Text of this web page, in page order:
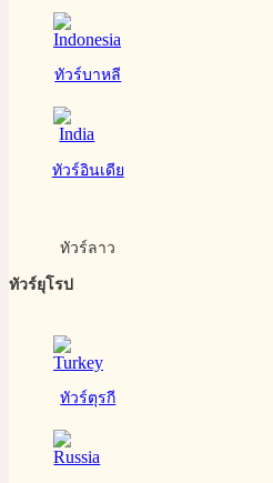
ทัวร์บาหลี
ทัวร์อินเดีย
ทัวร์ลาว
ทัวร์ยุโรป
ทัวร์ตุรกี